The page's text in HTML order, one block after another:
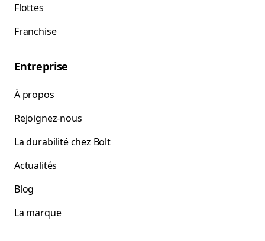
Flottes
Franchise
Entreprise
À propos
Rejoignez-nous
La durabilité chez Bolt
Actualités
Blog
La marque